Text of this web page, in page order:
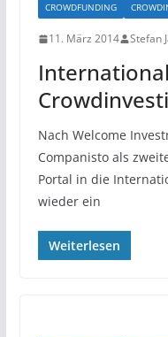
CROWDFUNDING
11. März 2014 Stefan
Nach Welcome
Companisto als
Portal in die
wieder ein
Weiterlesen